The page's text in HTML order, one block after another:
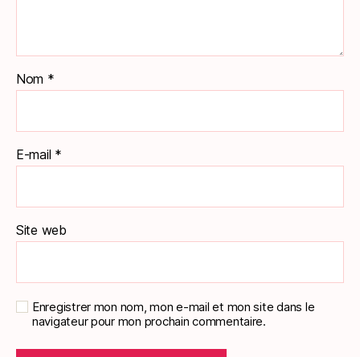
Nom *
E-mail *
Site web
Enregistrer mon nom, mon e-mail et mon site dans le
navigateur pour mon prochain commentaire.